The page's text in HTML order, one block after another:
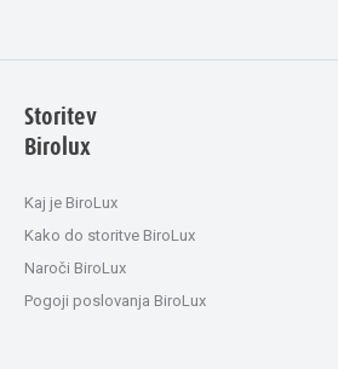
Storitev
Birolux
Kaj je BiroLux
Kako do storitve BiroLux
Naroči BiroLux
Pogoji poslovanja BiroLux